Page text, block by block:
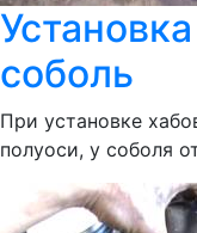
соболь
При установке
полуоси, у соболя